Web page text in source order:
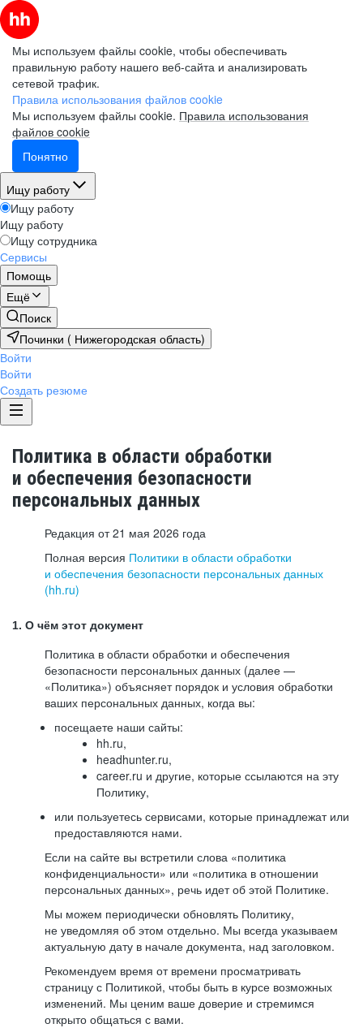
Мы используем файлы cookie, чтобы обеспечивать
правильную работу нашего веб-сайта и анализировать
сетевой трафик.
Правила использования файлов cookie
Мы используем файлы cookie. Правила использования
файлов cookie
Понятно
Ищу работу
Ищу работу
Ищу работу
Ищу сотрудника
Сервисы
Помощь
Ещё
Поиск
Починки ( Нижегородская область)
Войти
Войти
Создать резюме
Политика в области обработки
и обеспечения безопасности
персональных данных
Редакция от 21 мая 2026 года
Полная версия Политики в области обработки
и обеспечения безопасности персональных данных
(hh.ru)
1. О чём этот документ
Политика в области обработки и обеспечения
безопасности персональных данных (далее —
«Политика») объясняет порядок и условия обработки
ваших персональных данных, когда вы:
посещаете наши сайты:
hh.ru,
headhunter.ru,
career.ru и другие, которые ссылаются на эту
Политику,
или пользуетесь сервисами, которые принадлежат или
предоставляются нами.
Если на сайте вы встретили слова «политика
конфиденциальности» или «политика в отношении
персональных данных», речь идет об этой Политике.
Мы можем периодически обновлять Политику,
не уведомляя об этом отдельно. Мы всегда указываем
актуальную дату в начале документа, над заголовком.
Рекомендуем время от времени просматривать
страницу с Политикой, чтобы быть в курсе возможных
изменений. Мы ценим ваше доверие и стремимся
открыто общаться с вами.